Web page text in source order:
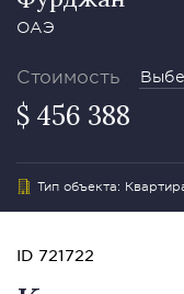
ОАЭ
Стоимость
$ 456 388
Тип объекта:
ID 721722